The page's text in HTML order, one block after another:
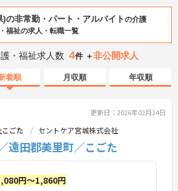
の非常勤・パート・アルバイトの介護
福祉の求人・転職一覧
・福祉求人数 4件 ＋非公開求人
着順 月収順 年収順
更新日：2026年02月24日
ごた セントケア宮城株式会社
遠田郡美里町／こごた
円～1,860円